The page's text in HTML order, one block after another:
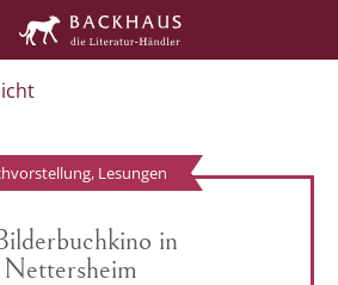
Lesungen
in
Nettersheim